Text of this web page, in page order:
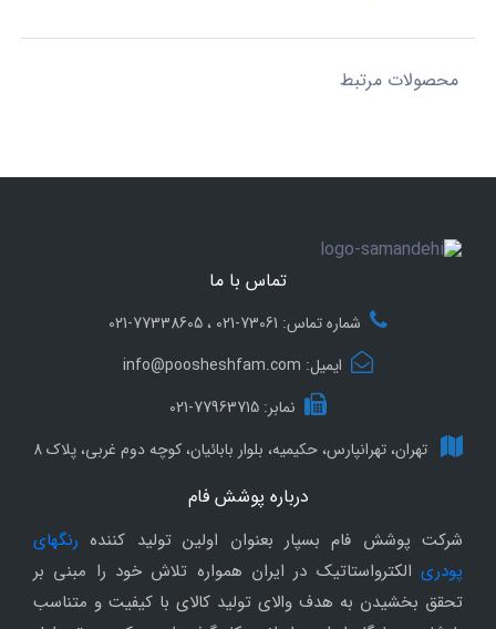
محصولات مرتبط
تماس با ما
شماره تماس: 73061-021 ، 77338605-021
ایمیل: info@poosheshfam.com
نمابر: 77963715-021
تهران، تهرانپارس، حکیمیه، بلوار بابائیان، کوچه دوم غربی، پلاک 8
درباره پوشش فام
شرکت پوشش فام بسپار بعنوان اولین تولید کننده رنگهای
پودری الکترواستاتیک در ایران همواره تلاش خود را مبنی بر
تحقق بخشیدن به هدف والای تولید کالای با کیفیت و متناسب